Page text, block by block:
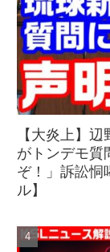
【大炎上】
がトンデモ
ぞ！」訴訟恫
ル】